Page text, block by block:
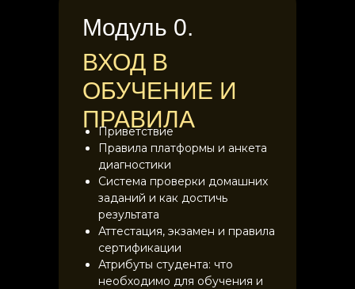
ВХОД В
ОБУЧЕНИЕ И
ПРАВИЛА
Модуль 0.
Приветствие
Правила платформы и анкета
диагностики
Система проверки домашних
заданий и как достичь
результата
Аттестация, экзамен и правила
сертификации
Атрибуты студента: что
необходимо для обучения и